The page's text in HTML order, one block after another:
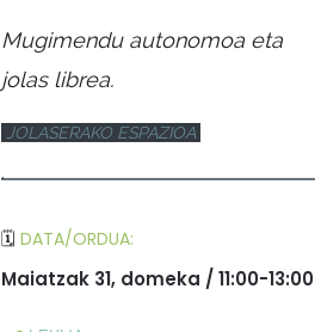
Mugimendu autonomoa eta
jolas librea.
JOLASERAKO ESPAZIOA
·
🗓️ DATA/ORDUA:
Maiatzak 31, domeka / 11:00-13:00